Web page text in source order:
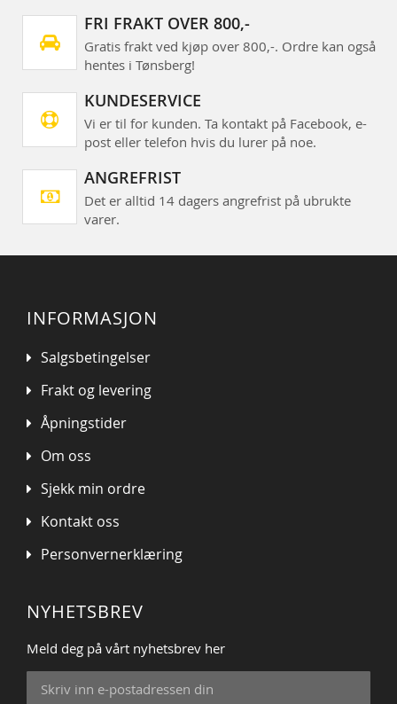
FRI FRAKT OVER 800,-
Gratis frakt ved kjøp over 800,-. Ordre kan også
hentes i Tønsberg!
KUNDESERVICE
Vi er til for kunden. Ta kontakt på Facebook, e-
post eller telefon hvis du lurer på noe.
ANGREFRIST
Det er alltid 14 dagers angrefrist på ubrukte
varer.
INFORMASJON
Salgsbetingelser
Frakt og levering
Åpningstider
Om oss
Sjekk min ordre
Kontakt oss
Personvernerklæring
NYHETSBREV
Meld deg på vårt nyhetsbrev her
Sign
Up